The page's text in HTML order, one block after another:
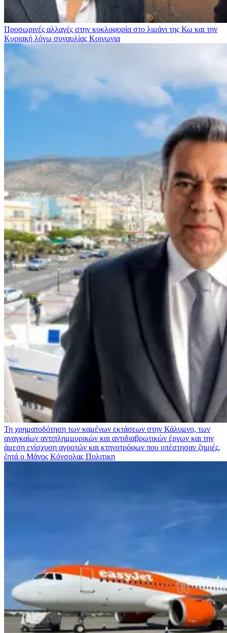
Προσωρινές αλλαγές στην κυκλοφορία στο λιμάνι της Κω και την
Κυριακή λόγω συναυλίας Κοινωνια
Τη χρηματοδότηση των καμένων εκτάσεων στην Κάλυμνο, των
αναγκαίων αντιπλημμυρικών και αντιδιαβρωτικών έργων και την
άμεση ενίσχυση αγροτών και κτηνοτρόφων που υπέστησαν ζημιές,
ζητά ο Μάνος Κόνσολας Πολιτικη